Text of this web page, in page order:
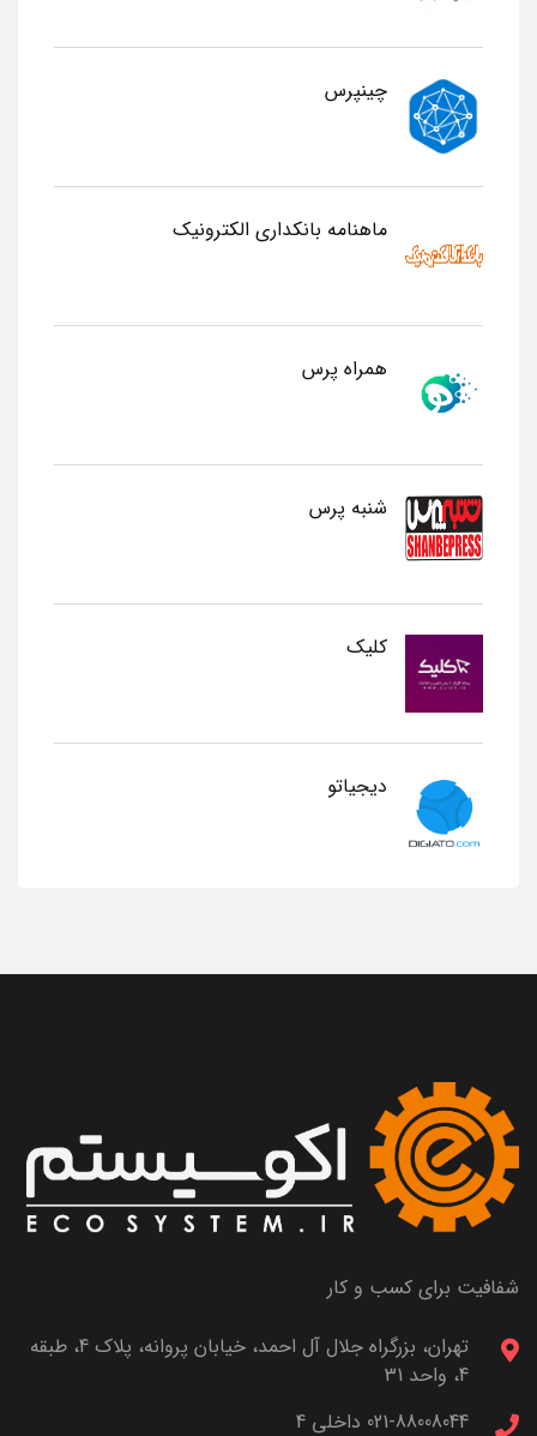
چینپرس
ماهنامه بانکداری الکترونیک
همراه پرس
شنبه پرس
کلیک
دیجیاتو
شفافیت برای کسب و کار
تهران، بزرگراه جلال آل احمد، خیابان پروانه، پلاک 4، طبقه
4، واحد 31
021-88008044 داخلی 4